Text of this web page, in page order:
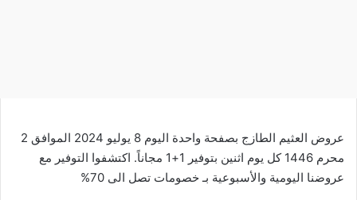
عروض العثيم الطازج بصفحة واحدة اليوم 8 يوليو 2024 الموافق 2
محرم 1446 كل يوم اثنين بتوفير 1+1 مجاناً. اكتشفوا التوفير مع
عروضنا اليومية والأسبوعية بـ خصومات تصل الى 70%